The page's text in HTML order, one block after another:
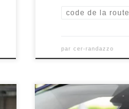
code de la route
par cer-randazzo